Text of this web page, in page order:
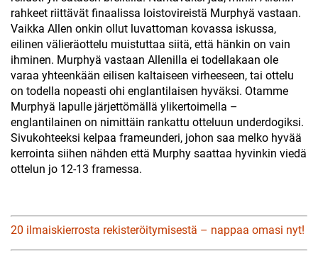
rahkeet riittävät finaalissa loistovireistä Murphyä vastaan.
Vaikka Allen onkin ollut luvattoman kovassa iskussa,
eilinen välieräottelu muistuttaa siitä, että hänkin on vain
ihminen. Murphyä vastaan Allenilla ei todellakaan ole
varaa yhteenkään eilisen kaltaiseen virheeseen, tai ottelu
on todella nopeasti ohi englantilaisen hyväksi. Otamme
Murphyä lapulle järjettömällä ylikertoimella –
englantilainen on nimittäin rankattu otteluun underdogiksi.
Sivukohteeksi kelpaa frameunderi, johon saa melko hyvää
kerrointa siihen nähden että Murphy saattaa hyvinkin viedä
ottelun jo 12-13 framessa.
20 ilmaiskierrosta rekisteröitymisestä – nappaa omasi nyt!